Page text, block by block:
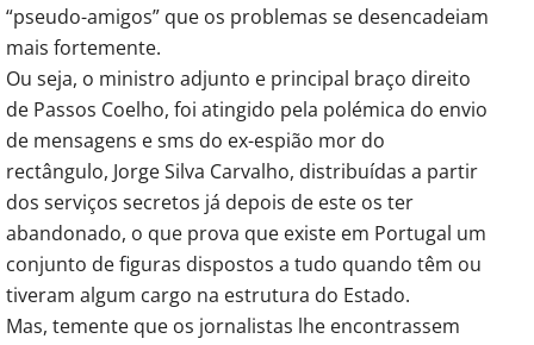
“pseudo-amigos” que os problemas se desencadeiam
mais fortemente.
Ou seja, o ministro adjunto e principal braço direito
de Passos Coelho, foi atingido pela polémica do envio
de mensagens e sms do ex-espião mor do
rectângulo, Jorge Silva Carvalho, distribuídas a partir
dos serviços secretos já depois de este os ter
abandonado, o que prova que existe em Portugal um
conjunto de figuras dispostos a tudo quando têm ou
tiveram algum cargo na estrutura do Estado.
Mas, temente que os jornalistas lhe encontrassem